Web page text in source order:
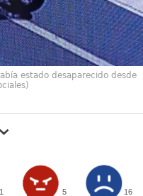
estado desaparecido desde
1 5 16